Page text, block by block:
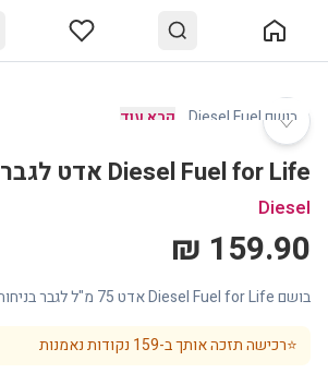
♡
בושם Diesel Fuel קרא עוד
Diesel Fuel for Life אדט לגבר 75 מ"ל
Diesel
159.90 ₪
בושם Diesel Fuel for Life אדט 75 מ"ל לגבר בניחוח עוצמתי
⭐רכישה תזכה אותך ב-159 נקודות נאמנות